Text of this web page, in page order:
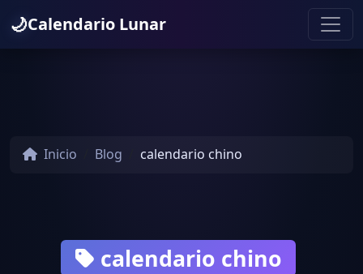
🌙Calendario Lunar
Inicio Blog calendario chino
calendario chino